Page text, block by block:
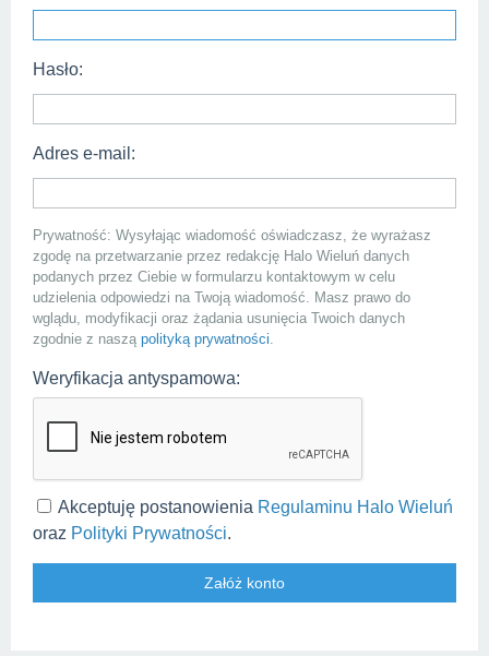
Hasło:
Adres e-mail:
Prywatność: Wysyłając wiadomość oświadczasz, że wyrażasz
zgodę na przetwarzanie przez redakcję Halo Wieluń danych
podanych przez Ciebie w formularzu kontaktowym w celu
udzielenia odpowiedzi na Twoją wiadomość. Masz prawo do
wglądu, modyfikacji oraz żądania usunięcia Twoich danych
zgodnie z naszą polityką prywatności.
Weryfikacja antyspamowa:
Akceptuję postanowienia Regulaminu Halo Wieluń
oraz Polityki Prywatności.